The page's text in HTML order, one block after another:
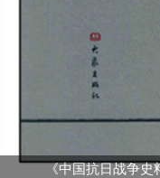
《中国抗日战争